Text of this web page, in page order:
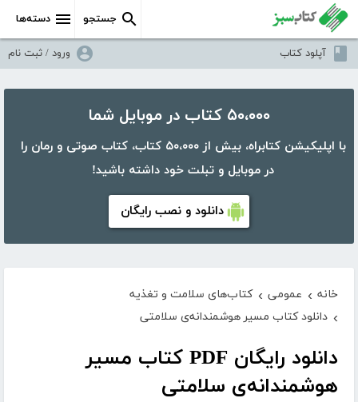
دسته‌ها جستجو
آپلود کتاب ورود / ثبت نام
۵۰،۰۰۰ کتاب در موبایل شما
با اپلیکیشن کتابراه، بیش از ۵۰،۰۰۰ کتاب، کتاب صوتی و رمان را
در موبایل و تبلت خود داشته باشید!
دانلود و نصب رایگان
خانه › عمومی › کتاب‌های سلامت و تغذیه
› دانلود کتاب مسیر هوشمندانه‌ی سلامتی
دانلود رایگان PDF کتاب مسیر
هوشمندانه‌ی سلامتی